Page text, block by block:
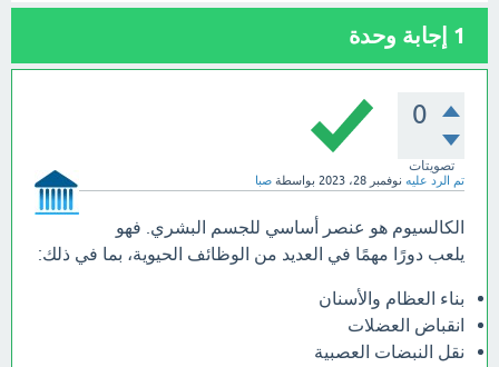
1 إجابة وحدة
0
تصويتات
تم الرد عليه نوفمبر 28، 2023 بواسطة صبا
الكالسيوم هو عنصر أساسي للجسم البشري. فهو
يلعب دورًا مهمًا في العديد من الوظائف الحيوية، بما في ذلك:
بناء العظام والأسنان
انقباض العضلات
نقل النبضات العصبية